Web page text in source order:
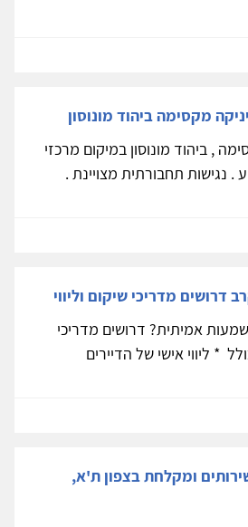
מקסימה ביהוד מונוסון
, ביהוד מונוסון במיקום מרכזי
נגישות תחבורתית מצויינת .
דרושים מדריכי שיקום וליווי
אמיתית? דרושים מדריכי
* ליווי אישי של הדיירים
ומקלחת בצפון ת'א,